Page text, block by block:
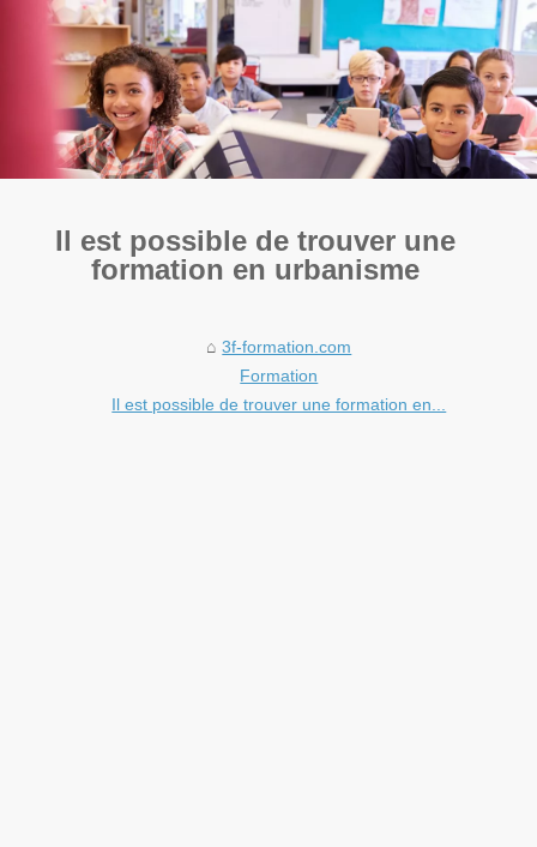
Il est possible de trouver une
formation en urbanisme
3f-formation.com
Formation
Il est possible de trouver une formation en...